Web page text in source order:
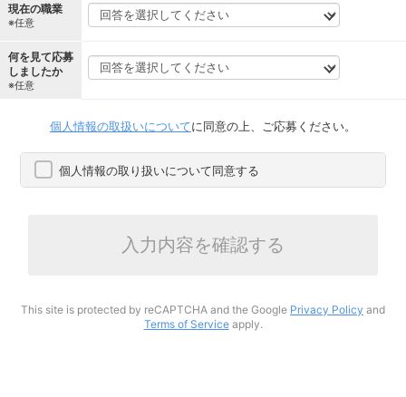
現在の職業
※任意
何を見て応募
しましたか
※任意
個人情報の取扱いについてに同意の上、ご応募ください。
個人情報の取り扱いについて同意する
入力内容を確認する
This site is protected by reCAPTCHA and the Google Privacy Policy and
Terms of Serviceapply.